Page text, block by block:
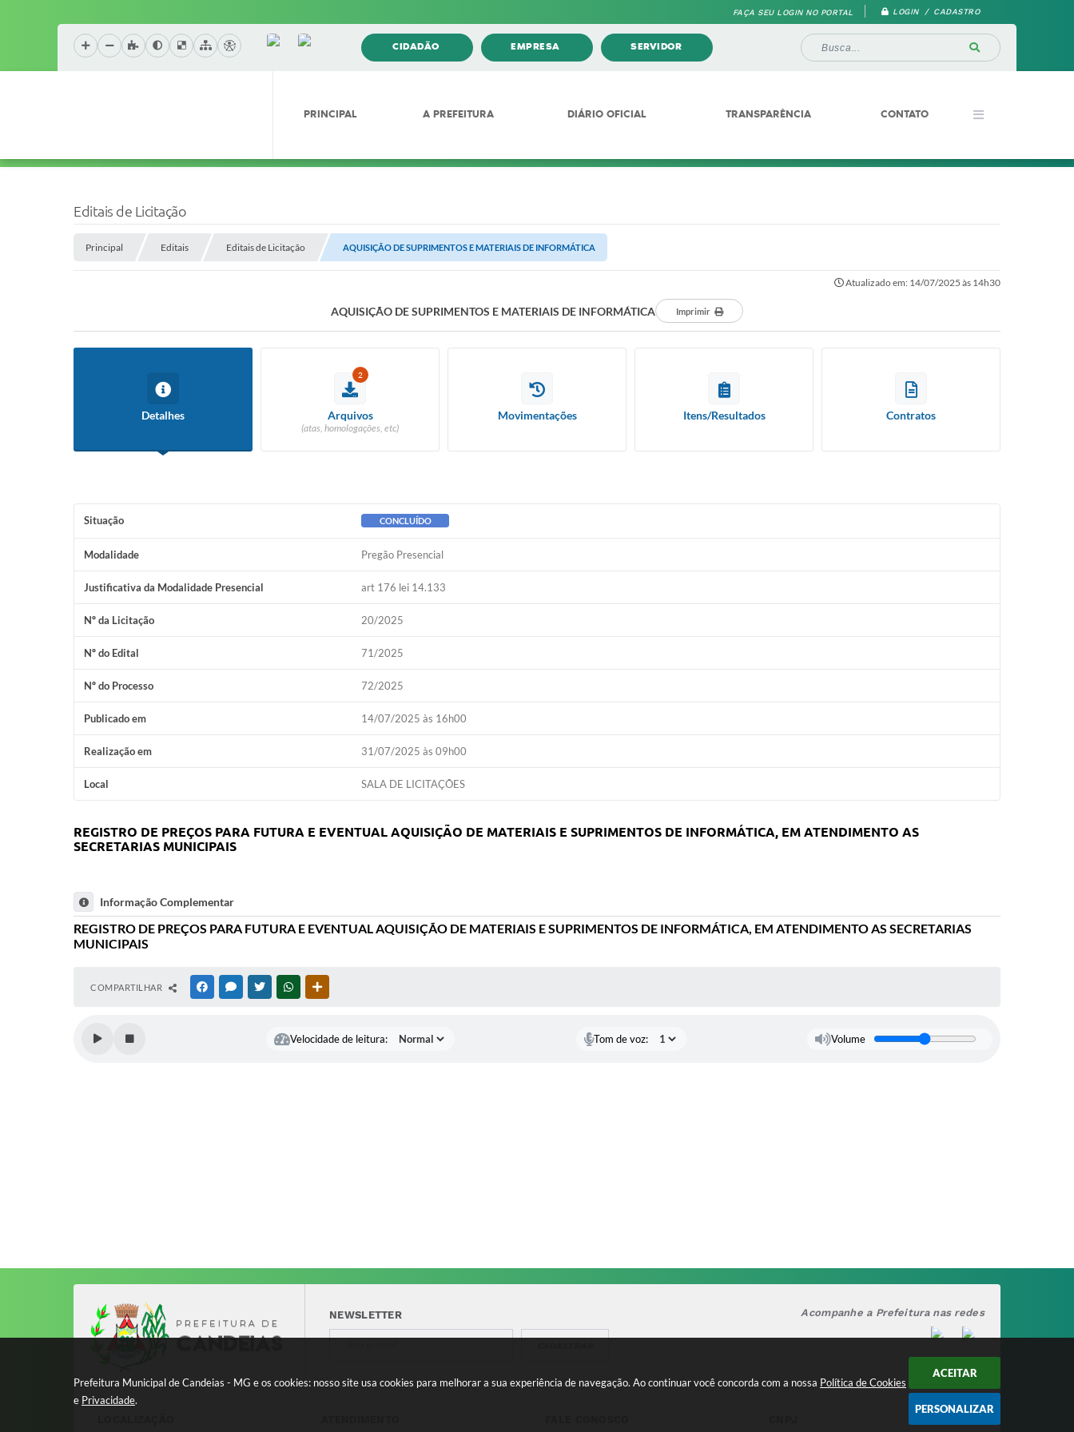
Prefeitura Municipal de Candeias - MG e os cookies: nosso site usa cookies para melhorar a sua experiência de navegação. Ao continuar você concorda com a nossa Política de Cookies
e Privacidade.
ACEITAR
PERSONALIZAR
FAÇA SEU LOGIN NO PORTAL LOGIN / CADASTRO
CIDADÃO EMPRESA SERVIDOR
PRINCIPAL A PREFEITURA DIÁRIO OFICIAL TRANSPARÊNCIA CONTATO
Editais de Licitação
Principal Editais Editais de Licitação AQUISIÇÃO DE SUPRIMENTOS E MATERIAIS DE INFORMÁTICA
Atualizado em: 14/07/2025 às 14h30
AQUISIÇÃO DE SUPRIMENTOS E MATERIAIS DE INFORMÁTICA Imprimir
Detalhes
2
Arquivos
(atas, homologações, etc)
Movimentações Itens/Resultados Contratos
Situação CONCLUÍDO
Modalidade Pregão Presencial
Justificativa da Modalidade Presencial art 176 lei 14.133
Nº da Licitação 20/2025
Nº do Edital 71/2025
Nº do Processo 72/2025
Publicado em 14/07/2025 às 16h00
Realização em 31/07/2025 às 09h00
Local SALA DE LICITAÇÕES
REGISTRO DE PREÇOS PARA FUTURA E EVENTUAL AQUISIÇÃO DE MATERIAIS E SUPRIMENTOS DE INFORMÁTICA, EM ATENDIMENTO AS
SECRETARIAS MUNICIPAIS
Informação Complementar
REGISTRO DE PREÇOS PARA FUTURA E EVENTUAL AQUISIÇÃO DE MATERIAIS E SUPRIMENTOS DE INFORMÁTICA, EM ATENDIMENTO AS SECRETARIAS
MUNICIPAIS
COMPARTILHAR FACEBOOKMESSENGER
TWITTERWHATSAPP
Velocidade de leitura: Tom de voz: Volume
NEWSLETTER Acompanhe a Prefeitura nas redes